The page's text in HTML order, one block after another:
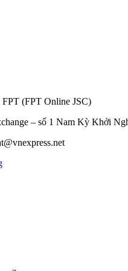
(FPT Online JSC)
– số 1 Nam Kỳ Khởi